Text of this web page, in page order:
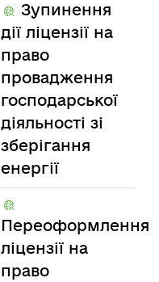
Зупинення
дії ліцензії на
право
провадження
господарської
діяльності зі
зберігання
енергії
Переоформлення
ліцензії на
право